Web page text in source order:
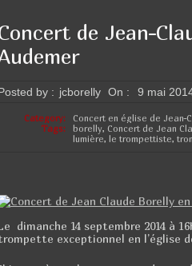
c
e
b
o
o
tt
er
ta
g
de Jean-
by : jcborelly On : 9 mai
Category: Concert en église de Jean-
Tags:
borelly Concert de Jean
lumière ,le trompettiste ,
dimanche 14 septembre 2014 à
exceptionnel en l’église